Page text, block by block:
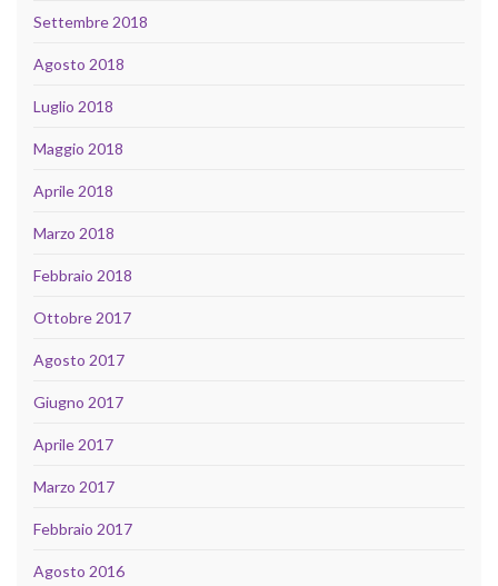
Settembre 2018
Agosto 2018
Luglio 2018
Maggio 2018
Aprile 2018
Marzo 2018
Febbraio 2018
Ottobre 2017
Agosto 2017
Giugno 2017
Aprile 2017
Marzo 2017
Febbraio 2017
Agosto 2016